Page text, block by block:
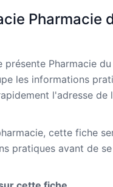
Pharmacie
présente Pharmacie
les informations
l'adresse de
cette fiche
pratiques avant de